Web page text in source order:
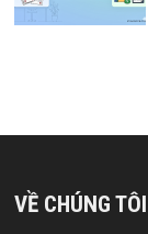
VỀ CHÚNG TÔI